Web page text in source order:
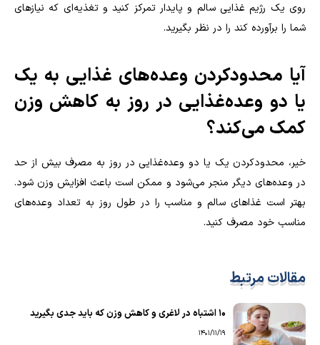
روی یک رژیم غذایی سالم و پایدار تمرکز کنید و تغذیه‌ای که نیازهای
شما را برآورده کند را در نظر بگیرید.
آیا محدودکردن وعده‌های غذایی به یک
یا دو وعده‌غذایی در روز به کاهش وزن
کمک می‌کند؟
خیر، محدودکردن یک یا دو وعده‌غذایی در روز به مصرف بیش از حد
در وعده‌های دیگر منجر می‌شود و ممکن است باعث افزایش وزن شود.
بهتر است غذاهای سالم و مناسب را در طول روز به تعداد وعده‌های
مناسب خود مصرف کنید.
مقالات مرتبط
10 اشتباه در لاغری و کاهش وزن که باید جدی بگیرید
1401/11/19